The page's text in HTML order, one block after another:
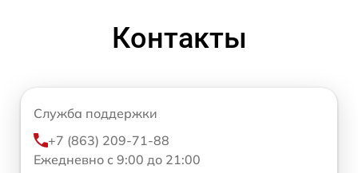
Контакты
Служба поддержки
+7 (863) 209-71-88
Ежедневно с 9:00 до 21:00